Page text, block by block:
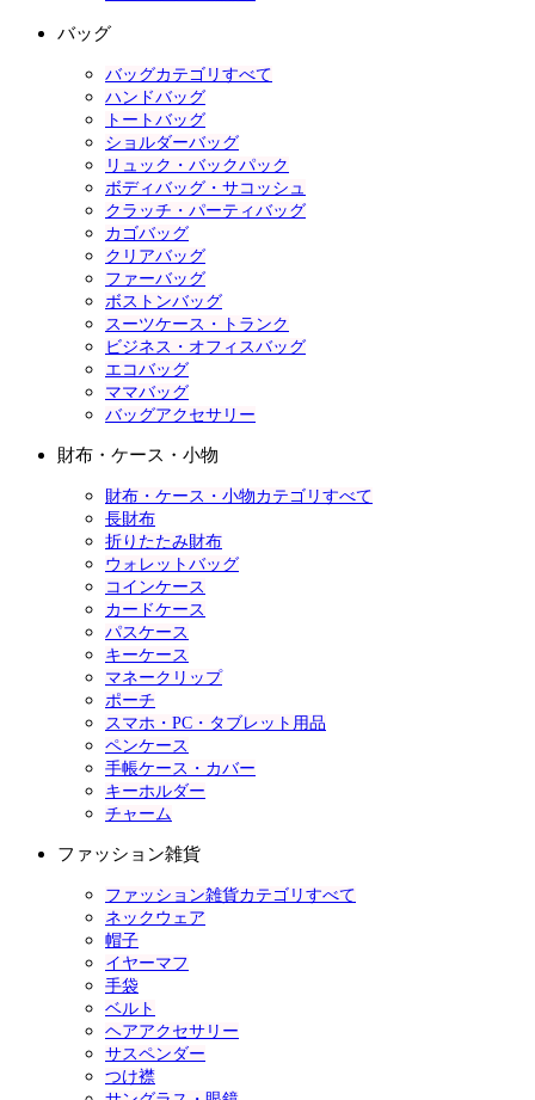
バッグ
バッグカテゴリすべて
ハンドバッグ
トートバッグ
ショルダーバッグ
リュック・バックパック
ボディバッグ・サコッシュ
クラッチ・パーティバッグ
カゴバッグ
クリアバッグ
ファーバッグ
ボストンバッグ
スーツケース・トランク
ビジネス・オフィスバッグ
エコバッグ
ママバッグ
バッグアクセサリー
財布・ケース・小物
財布・ケース・小物カテゴリすべて
長財布
折りたたみ財布
ウォレットバッグ
コインケース
カードケース
パスケース
キーケース
マネークリップ
ポーチ
スマホ・PC・タブレット用品
ペンケース
手帳ケース・カバー
キーホルダー
チャーム
ファッション雑貨
ファッション雑貨カテゴリすべて
ネックウェア
帽子
イヤーマフ
手袋
ベルト
ヘアアクセサリー
サスペンダー
つけ襟